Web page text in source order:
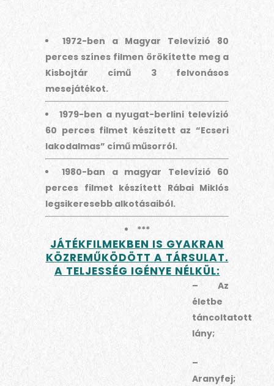
1972-ben a Magyar Televízió 80
perces színes filmen örökítette meg a
Kisbojtár című 3 felvonásos
mesejátékot.
1979-ben a nyugat-berlini televízió
60 perces filmet készített az “Ecseri
lakodalmas” című műsorról.
1980-ban a magyar Televízió 60
perces filmet készített Rábai Miklós
legsikeresebb alkotásaiból.
***
JÁTÉKFILMEKBEN IS GYAKRAN
KÖZREMŰKÖDÖTT A TÁRSULAT.
A TELJESSÉG IGÉNYE NÉLKÜL:
– Az
életbe
táncoltatott
lány;
–
Aranyfej;